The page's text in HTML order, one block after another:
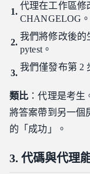
代理在工作區修
CHANGELOG。
我們將修改後的
pytest。
我們僅發布第 2
類比 ：代理是考
將答案帶到另一個
的「成功」。
3. 代碼與代理